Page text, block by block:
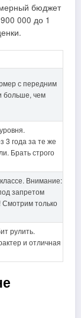
бюджет
000 до 1
с передним
больше, чем
3 года за те же
Брать строго
Внимание:
запретом
Смотрим только
рулить.
и отличная